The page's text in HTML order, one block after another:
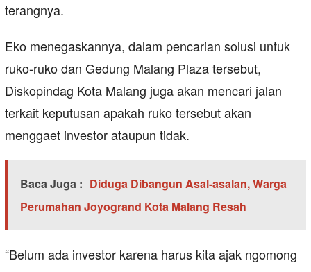
terangnya.
Eko menegaskannya, dalam pencarian solusi untuk
ruko-ruko dan Gedung Malang Plaza tersebut,
Diskopindag Kota Malang juga akan mencari jalan
terkait keputusan apakah ruko tersebut akan
menggaet investor ataupun tidak.
Baca Juga : Diduga Dibangun Asal-asalan, Warga
Perumahan Joyogrand Kota Malang Resah
“Belum ada investor karena harus kita ajak ngomong